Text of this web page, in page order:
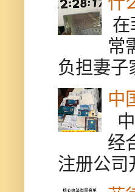
在
常
负担妻子
中
经
注册公司